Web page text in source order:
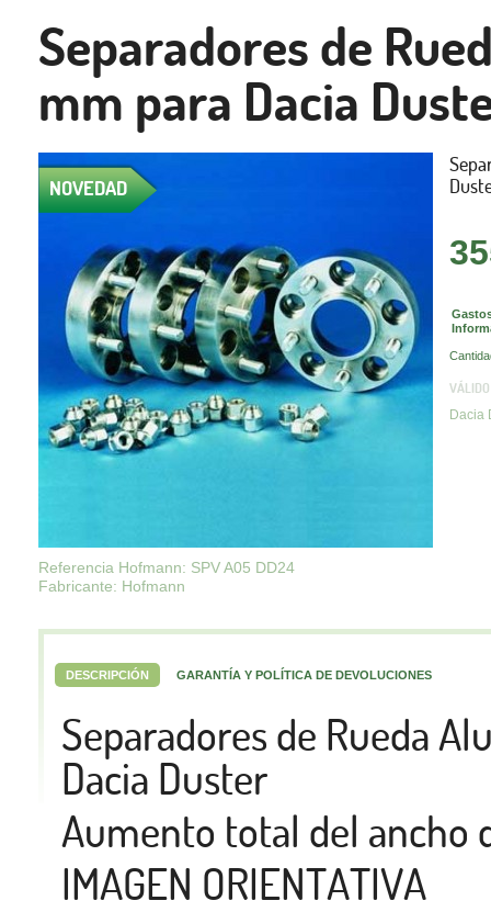
Separadores de
mm para Dacia
NOVEDAD
Referencia Hofmann: SPV A05 DD24
Fabricante: Hofmann
Dacia
DESCRIPCIÓN GARANTÍA Y POLÍTICA DE DEVOLUCIONES
Separadores de Rueda
Dacia Duster
Aumento total del ancho
IMAGEN ORIENTATIVA